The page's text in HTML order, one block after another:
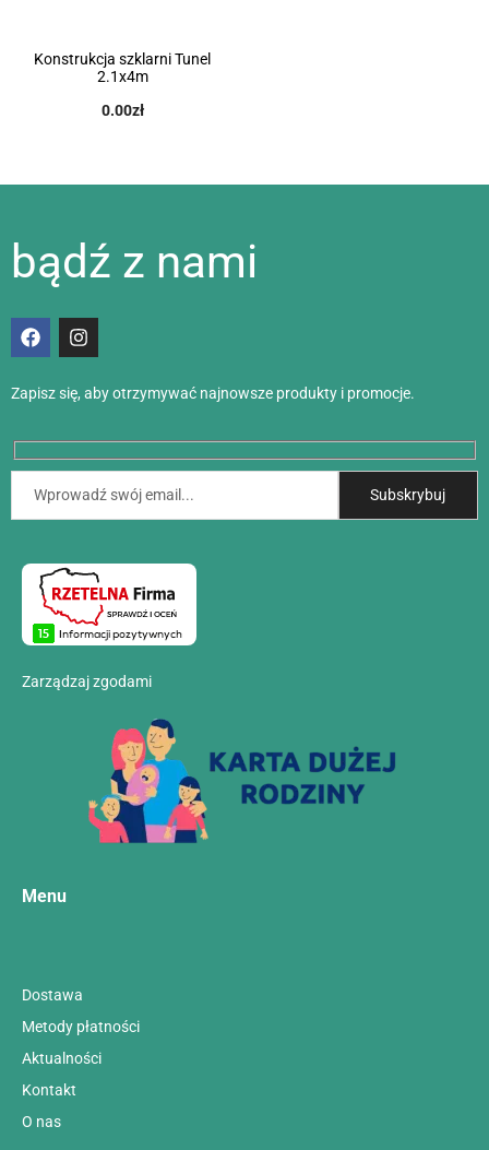
Konstrukcja szklarni Tunel
2.1x4m
0.00zł
bądź z nami
Zapisz się, aby otrzymywać najnowsze produkty i promocje.
Zarządzaj zgodami
Menu
Dostawa
Metody płatności
Aktualności
Kontakt
O nas